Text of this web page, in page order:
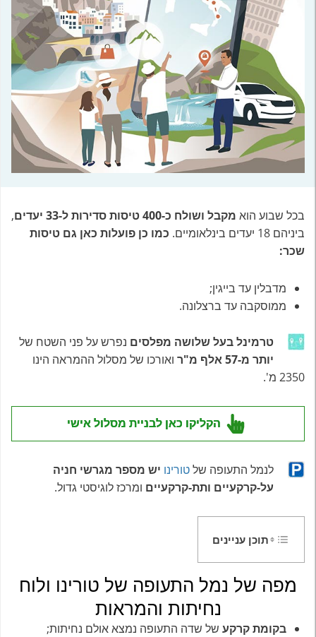
בכל שבוע הוא מקבל ושולח כ-400 טיסות סדירות ל-33 יעדים
,
ביניהם 18 יעדים בינלאומיים.
כמו כן פועלות כאן גם טיסות
שכר:
מדבלין עד בייגין;
ממוסקבה עד ברצלונה.
טרמינל בעל שלושה מפלסים נפרש על פני השטח של
יותר מ-57 אלף מ"ר
ואורכו של מסלול ההמראה הינו
2350 מ'.
הקליקו כאן לבניית מסלול אישי
לנמל התעופה שלטורינו יש מספר מגרשי חניה
על-קרקעיים ותת-קרקעיים ומרכז לוגיסטי גדול.
תוכן עניינים
מפה של נמל התעופה של טורינו ולוח
נחיתות והמראות
בקומת קרקע של שדה התעופה נמצא אולם נחיתות;